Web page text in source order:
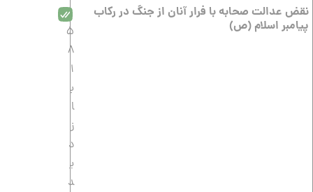
نقض عدالت صحابه با فرار آنان از جنگ در رکاب
پیامبر اسلام (ص)
5
8
1
ب
ا
ز
د
ی
د